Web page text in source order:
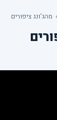
› מהג'ונג ציפורים